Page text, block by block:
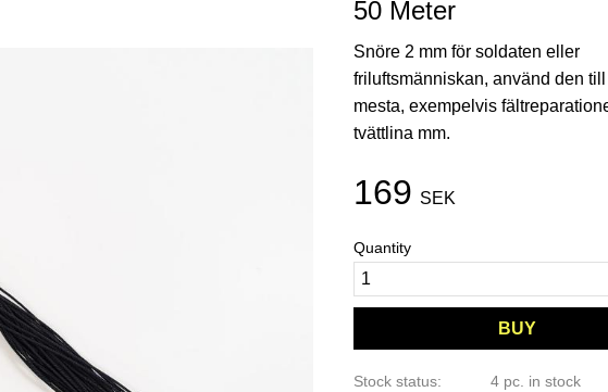
50 Meter
Snöre 2 mm för soldaten eller
friluftsmänniskan, använd den
mesta, exempelvis
tvättlina mm.​
169 SEK
Quantity
BUY
Stock status
4 pc. in stock